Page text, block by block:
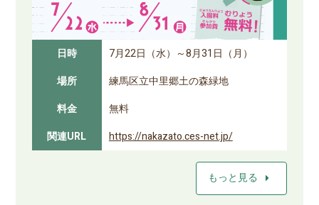
日時
7月22日（水）～8月31日（月）
場所
練馬区立中里郷土の森緑地
料金
無料
関連URL
https://nakazato.ces-net.jp/
もっと見る arrow_right